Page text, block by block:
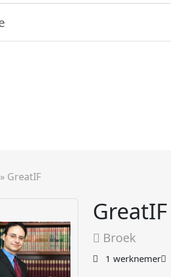
» GreatIF
GreatIF
Broek
1 werknemer